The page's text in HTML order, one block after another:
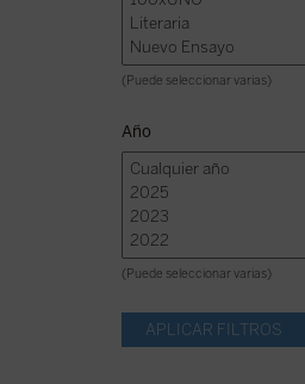
(Puede seleccionar varias)
Año
(Puede seleccionar varias)